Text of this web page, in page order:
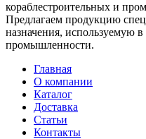
кораблестроительных и
Предлагаем продукцию
назначения, используемую
промышленности.
Главная
О компании
Каталог
Доставка
Статьи
Контакты